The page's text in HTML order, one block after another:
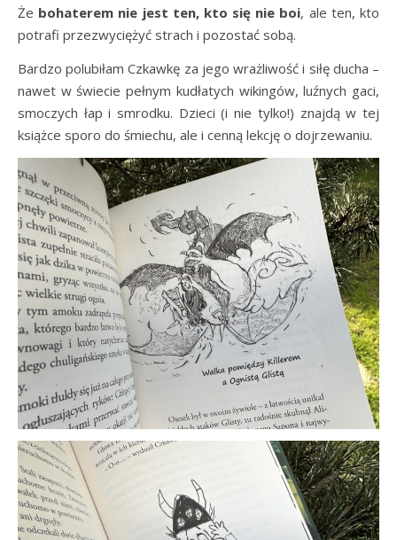
Że bohaterem nie jest ten, kto się nie boi, ale ten, kto
potrafi przezwyciężyć strach i pozostać sobą.
Bardzo polubiłam Czkawkę za jego wrażliwość i siłę ducha –
nawet w świecie pełnym kudłatych wikingów, luźnych gaci,
smoczych łap i smrodku. Dzieci (i nie tylko!) znajdą w tej
książce sporo do śmiechu, ale i cenną lekcję o dojrzewaniu.